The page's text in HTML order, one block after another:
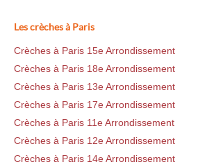
Les crèches à Paris
Crèches à Paris 15e Arrondissement
Crèches à Paris 18e Arrondissement
Crèches à Paris 13e Arrondissement
Crèches à Paris 17e Arrondissement
Crèches à Paris 11e Arrondissement
Crèches à Paris 12e Arrondissement
Crèches à Paris 14e Arrondissement